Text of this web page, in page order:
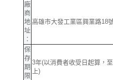
廠
商
地
址
：
高雄市大發工業區興業路18
保
存
期
限
3年(以消費者收受日起算，
上)